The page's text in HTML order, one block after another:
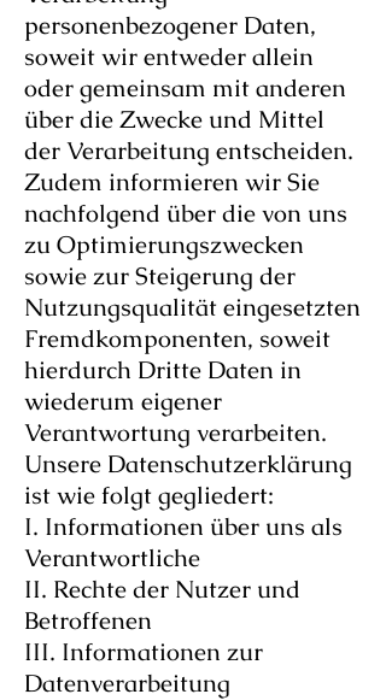
personenbezogener Daten,
soweit wir entweder allein
oder gemeinsam mit anderen
über die Zwecke und Mittel
der Verarbeitung entscheiden.
Zudem informieren wir Sie
nachfolgend über die von uns
zu Optimierungszwecken
sowie zur Steigerung der
Nutzungsqualität eingesetzten
Fremdkomponenten, soweit
hierdurch Dritte Daten in
wiederum eigener
Verantwortung verarbeiten.
Unsere Datenschutzerklärung
ist wie folgt gegliedert:
I. Informationen über uns als
Verantwortliche
II. Rechte der Nutzer und
Betroffenen
III. Informationen zur
Datenverarbeitung